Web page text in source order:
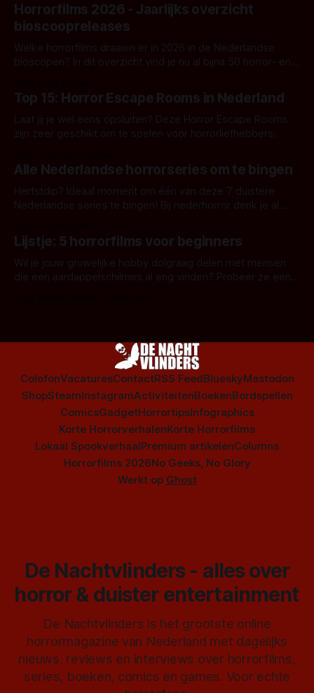
Horrorfilms 2026 - Jaarlijks overzicht
bioscoopreleases
Welke horrorfilms draaien er in 2026 in de Nederlandse
bioscopen? In dit overzicht vind je nu al bijna 50 horror- en
Top 15: Horror Escape Rooms in Nederland
Laat jij je wel eens opsluiten? Deze Horror Escape Rooms
zijn zeer geschikt om te spelen voor horrorliefhebbers.
Alle Nederlandse horrorseries om te bingen
Herfstdip? Ideaal moment om één van deze 7 duistere
Nederlandse series te bingen! Bij nederhorror denk je al
Amsterdamned of The Johnsons. Maar Nederlandse horror
is niet beperkt tot films. Hier een aantal Nederlandse tv-
series uit het duistere of horrorgenre. Als
Lijstje: 5 horrorfilms voor beginners
Wil je jouw gruwelijke hobby dolgraag delen met mensen
die een aardappelschilmes al eng vinden? Probeer ze eens
ColofonVacaturesContactRSS FeedBlueskyMastodon
ShopSteamInstagramActiviteitenBoekenBordspellen
ComicsGadgetHorrortipsInfographics
Korte HorrorverhalenKorte Horrorfilms
Lokaal SpookverhaalPremium artikelenColumns
Horrorfilms 2026No Geeks, No Glory
Werkt op Ghost
De Nachtvlinders - alles over
horror & duister entertainment
De Nachtvlinders is het grootste online
horrormagazine van Nederland met dagelijks
nieuws, reviews en interviews over horrorfilms,
series, boeken, comics en games. Voor echte